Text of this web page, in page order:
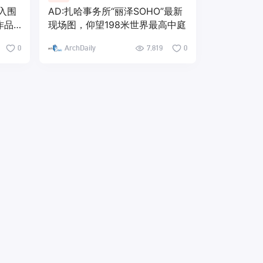
围
品
0
AD:扎哈事务所“丽泽SOHO”最新
现场图，仰望198米世界最高中庭
ArchDaily 7,819 0